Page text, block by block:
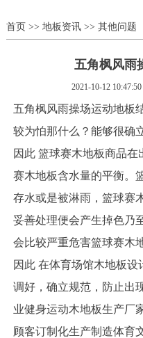
首页>> 地板资讯>> 其他问题
五角枫风雨
2021-10-12 10:47:50
五角枫风雨操场运动地板
较为怕那什么？能够很确
因此 篮球赛木地板商品
赛木地板含水量的平衡。
存水或是被淋雨，篮球赛
妥善处理便会产生掉色乃
会比较严重危害篮球赛木
因此 在体育场馆木地板
调好，确立规范，防止出
业健身运动木地板生产厂
顾客订制化生产制造体育